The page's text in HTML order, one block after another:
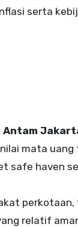
serta
Antam
mata
safe haven
relatif